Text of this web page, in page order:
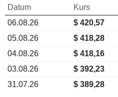
Datum Kurs
06.08.26
$ 420,57
05.08.26
$ 418,28
04.08.26
$ 418,16
03.08.26
$ 392,23
31.07.26
$ 389,28